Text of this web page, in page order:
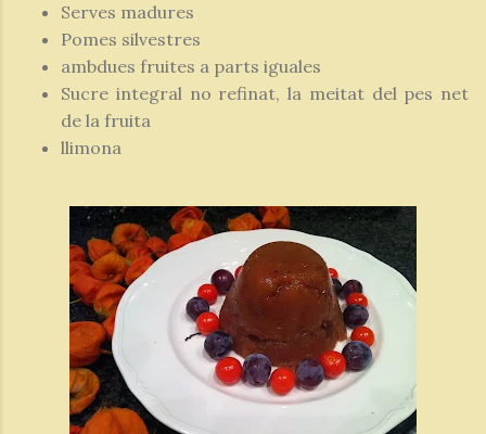
Serves madures
Pomes silvestres
ambdues fruites a parts iguales
Sucre integral no refinat, la meitat del pes net
de la fruita
llimona